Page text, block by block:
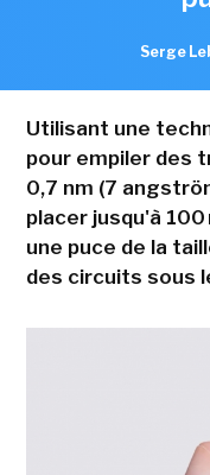
Serge
Utilisant une
pour empiler des
0,7 nm (7
placer jusqu'à
une puce de la
des circuits sous